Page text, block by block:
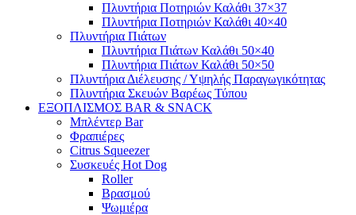
Πλυντήρια Ποτηριών Καλάθι 37×37
Πλυντήρια Ποτηριών Καλάθι 40×40
Πλυντήρια Πιάτων
Πλυντήρια Πιάτων Καλάθι 50×40
Πλυντήρια Πιάτων Καλάθι 50×50
Πλυντήρια Διέλευσης / Υψηλής Παραγωγικότητας
Πλυντήρια Σκευών Βαρέως Τύπου
ΕΞΟΠΛΙΣΜΟΣ BAR & SNACK
Μπλέντερ Bar
Φραπιέρες
Citrus Squeezer
Συσκευές Hot Dog
Roller
Βρασμού
Ψωμιέρα